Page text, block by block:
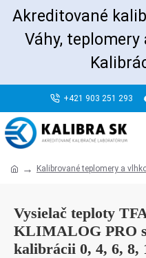
Akreditované
Váhy, teplomery
+421 903 251 293
Kalibrované teplomery a
Vysielač teploty
KLIMALOG PRO
kalibrácii 0, 4, 6, 8,